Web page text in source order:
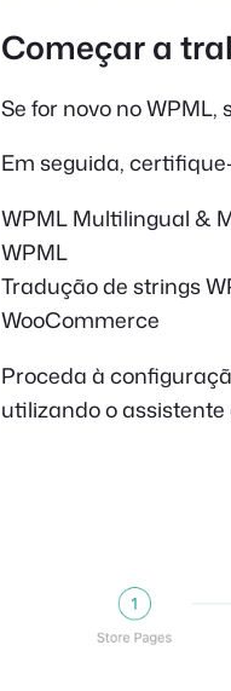
Começar a
Se for novo no
Em seguida,
WPML Multilingual &
WPML
Tradução de strings
WooCommerce
Proceda à
utilizando o